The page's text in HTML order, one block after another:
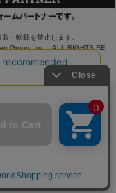
・転載を禁止します。
Group, Inc. ALL RIGHTS RE